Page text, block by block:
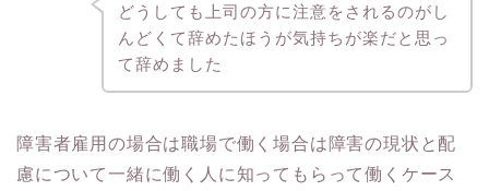
どうしても上司の方に注意をされるのがし
んどくて辞めたほうが気持ちが楽だと思っ
て辞めました
障害者雇用の場合は職場で働く場合は障害の現状と配
慮について一緒に働く人に知ってもらって働くケース